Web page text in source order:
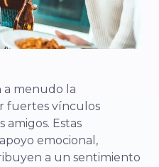
a menudo la
fuertes vínculos
amigos. Estas
emocional,
a un sentimiento